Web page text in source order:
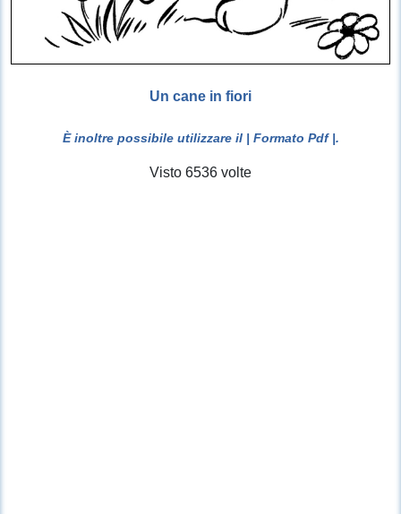
Un cane in fiori
È inoltre possibile utilizzare il | Formato Pdf |.
Visto 6536 volte